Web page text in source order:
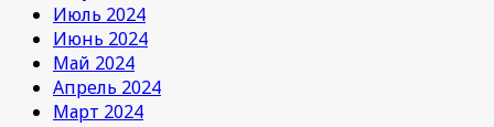
Июль 2024
Июнь 2024
Май 2024
Апрель 2024
Март 2024